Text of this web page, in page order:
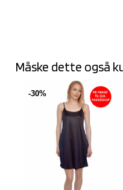
Måske dette også
-30%